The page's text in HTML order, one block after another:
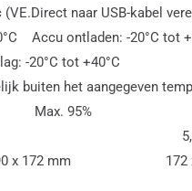
naar USB-kabel
-20°C tot
+40°C
het aangegeven
5,4
172 mm 172 x